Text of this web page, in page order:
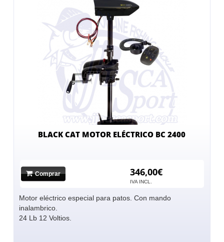
BLACK CAT MOTOR ELÉCTRICO BC 2400
Comprar 346,00€
IVA INCL.
Motor eléctrico especial para patos. Con mando
inalambrico.
24 Lb 12 Voltios.